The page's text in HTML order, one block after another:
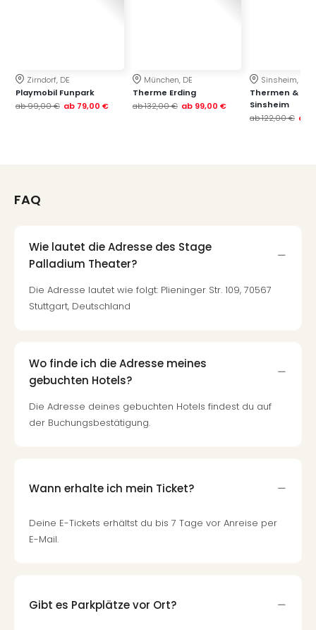
Zirndorf, DE
Playmobil Funpark
ab99,00 € ab 79,00 €
München, DE
Therme Erding
ab132,00 € ab 99,00 €
Sinsheim, DE
Thermen &
Sinsheim
ab122,00 € ab
FAQ
Wie lautet die Adresse des Stage
Palladium Theater?
Die Adresse lautet wie folgt: Plieninger Str. 109, 70567
Stuttgart, Deutschland
Wo finde ich die Adresse meines
gebuchten Hotels?
Die Adresse deines gebuchten Hotels findest du auf
der Buchungsbestätigung.
Wann erhalte ich mein Ticket?
Deine E-Tickets erhältst du bis 7 Tage vor Anreise per
E-Mail.
Gibt es Parkplätze vor Ort?